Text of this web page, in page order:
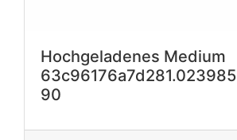
Hochgeladenes Medium
63c96176a7d281.023985
90